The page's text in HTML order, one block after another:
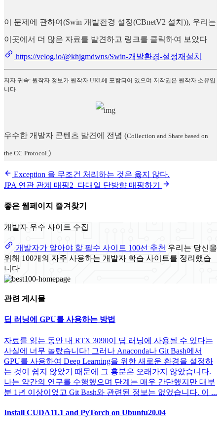
이 문제에 관하여(Swin 개발환경 설정(CBnetV2 설치)), 우리는
이곳에서 더 많은 자료를 발견하고 링크를 클릭하여 보았다
https://velog.io/@khjgmdwns/Swin-개발환경-설정재설치
저자 귀속: 원작자 정보가 원작자 URL에 포함되어 있으며 저작권은 원작자 소유입
니다.
우수한 개발자 콘텐츠 발견에 전념 (Collection and Share based on
the CC Protocol. )
Exception 을 무조건 처리하는 것은 옳지 않다.
JPA 연관 관계 매핑2_다대일 단방향 매핑하기
좋은 웹페이지 즐겨찾기
개발자 우수 사이트 수집
개발자가 알아야 할 필수 사이트 100선 추천 우리는 당신을
위해 100개의 자주 사용하는 개발자 학습 사이트를 정리했습
니다
관련 게시물
딥 러닝에 GPU를 사용하는 방법
자료를 읽는 동안 내 RTX 3090이 딥 러닝에 사용될 수 있다는
사실에 너무 놀랐습니다! 그러나 Anaconda나 Git Bash에서
GPU를 사용하여 Deep Learning을 위한 새로운 환경을 설정하
는 것이 쉽지 않았기 때문에 그 흥분은 오래가지 않았습니다.
나는 약간의 연구를 수행했으며 단계는 매우 간단했지만 대부
분 1년 이상이었고 Git Bash와 관련된 정보는 없었습니다. 이 ...
Install CUDA11.1 and PyTorch on Ubuntu20.04